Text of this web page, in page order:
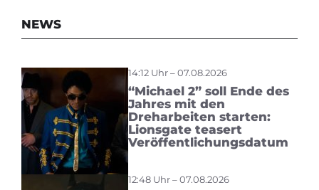
NEWS
14:12 Uhr – 07.08.2026
“Michael 2” soll Ende des
Jahres mit den
Dreharbeiten starten:
Lionsgate teasert
Veröffentlichungsdatum
12:48 Uhr – 07.08.2026